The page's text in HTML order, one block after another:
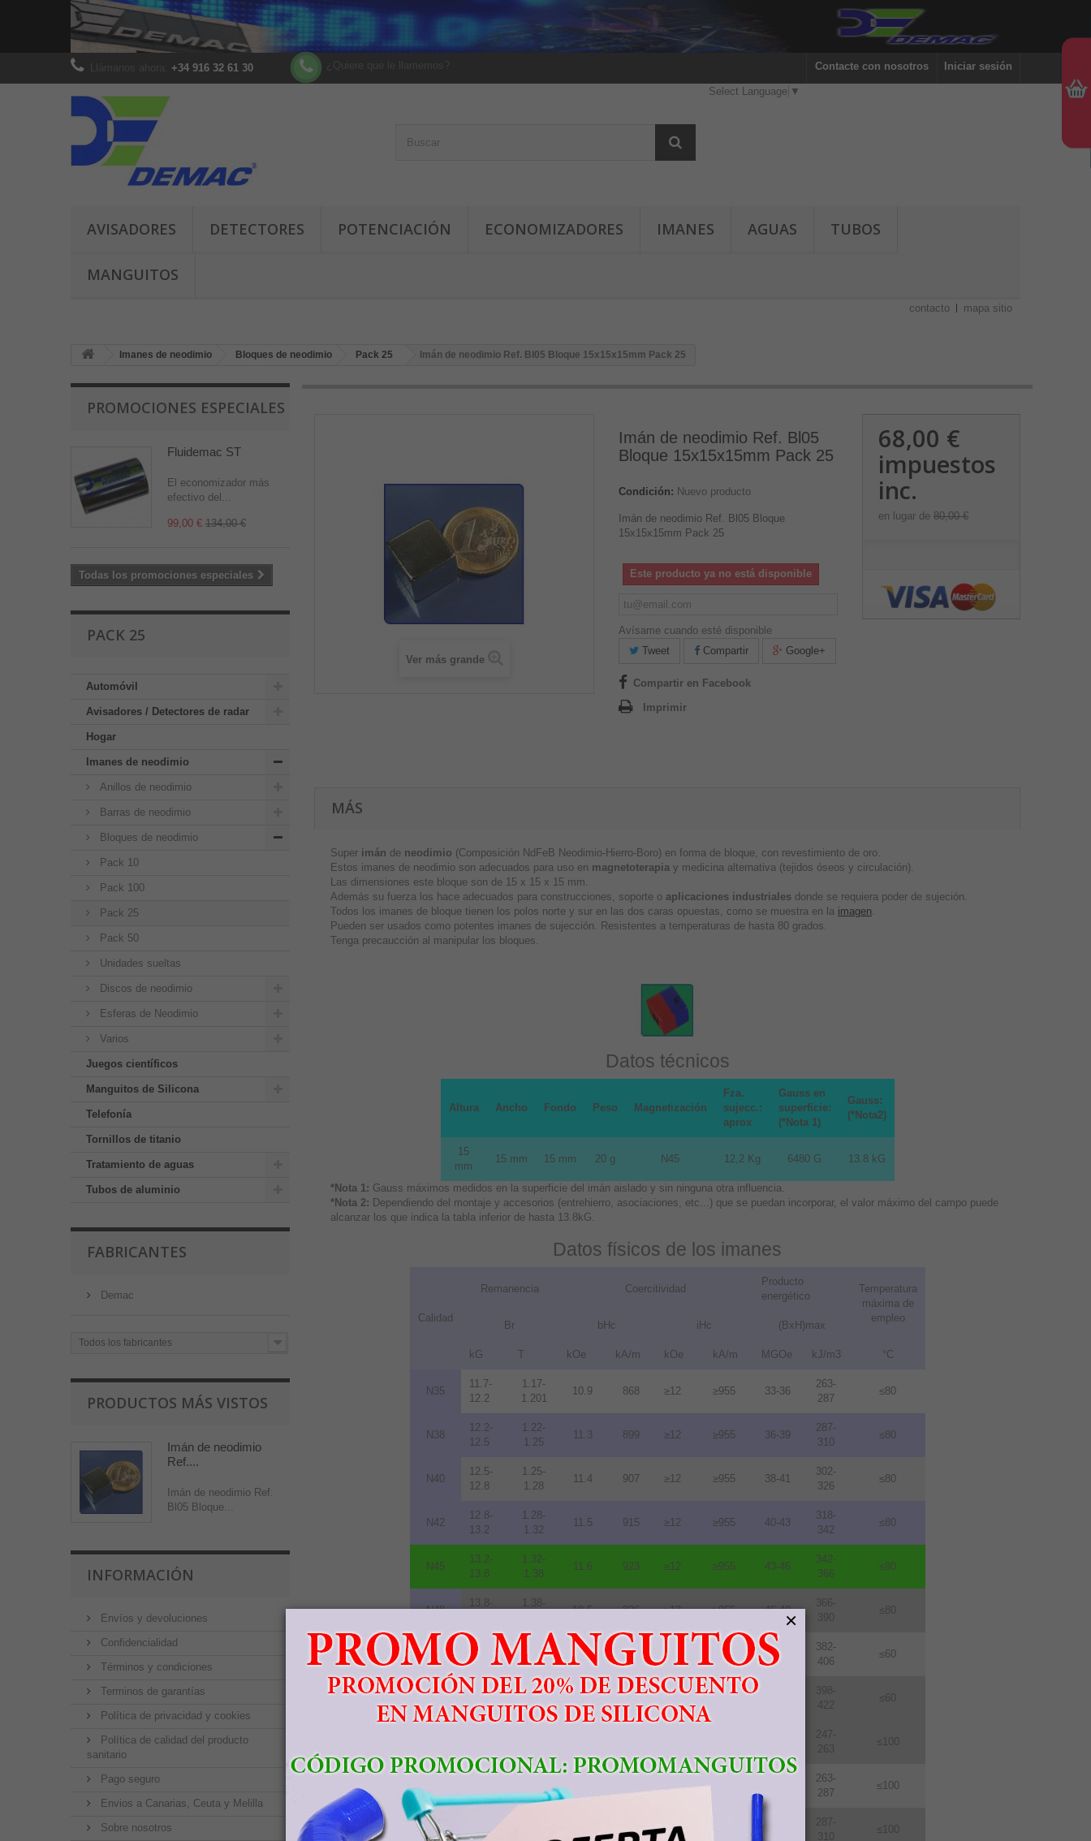
Iniciar sesión
Contacte con nosotros
+34 916 32 61 30
AVISADORES DETECTORES POTENCIACIÓN ECONOMIZADORES IMANES AGUAS TUBOS
MANGUITOS
contacto mapa sitio
Select Language ▼
Imanes de neodimio Bloques de neodimio Pack 25 Imán de neodimio Ref. Bl05 Bloque 15x15x15mm Pack 25
PROMOCIONES ESPECIALES
Fluidemac ST
El economizador más
efectivo del...
99,00 € 134,00 €
Todas los promociones especiales
PACK 25
Automóvil
Avisadores / Detectores de radar
Hogar
Imanes de neodimio
Anillos de neodimio
Barras de neodimio
Bloques de neodimio
Pack 10
Pack 100
Pack 25
Pack 50
Unidades sueltas
Discos de neodimio
Esferas de Neodimio
Varios
Juegos científicos
Manguitos de Silicona
Telefonía
Tornillos de titanio
Tratamiento de aguas
Tubos de aluminio
FABRICANTES
Demac
Todos los fabricantes
PRODUCTOS MÁS VISTOS
Imán de neodimio
Ref....
Imán de neodimio Ref.
Bl05 Bloque...
INFORMACIÓN
Envíos y devoluciones
Confidencialidad
Términos y condiciones
Terminos de garantías
Política de privacidad y cookies
Política de calidad del producto
sanitario
Pago seguro
Envios a Canarias, Ceuta y Melilla
Sobre nosotros
Ver más grande
Imán de neodimio Ref. Bl05
Bloque 15x15x15mm Pack 25
Condición: Nuevo producto
Imán de neodimio Ref. Bl05 Bloque
15x15x15mm Pack 25
Este producto ya no está disponible
Avísame cuando esté disponible
Tweet
Compartir Google+
Compartir en Facebook
Imprimir
68,00 €
impuestos
inc.
en lugar de 80,00 €
MÁS
Super imán de neodimio (Composición NdFeB Neodimio-Hierro-Boro) en forma de bloque, con revestimiento de oro.
Estos imanes de neodimio son adecuados para uso en magnetoterapia y medicina alternativa (tejidos óseos y circulación).
Las dimensiones este bloque son de 15 x 15 x 15 mm.
Además su fuerza los hace adecuados para construcciones, soporte o aplicaciones industriales donde se requiera poder de sujeción.
Todos los imanes de bloque tienen los polos norte y sur en las dos caras opuestas, como se muestra en la imagen.
Pueden ser usados como potentes imanes de sujección. Resistentes a temperaturas de hasta 80 grados.
Tenga precaucción al manipular los bloques.
Datos técnicos
Altura Ancho Fondo Peso Magnetización
Fza.
sujecc.:
aprox
Gauss en
superficie:
(*Nota 1)
Gauss:
(*Nota2)
15
mm
15 mm 15 mm 20 g N45 12,2 Kg 6480 G 13.8 kG
*Nota 1: Gauss máximos medidos en la superficie del imán aislado y sin ninguna otra influencia.
*Nota 2: Dependiendo del montaje y accesorios (entrehierro, asociaciones, etc...) que se puedan incorporar, el valor máximo del campo puede
alcanzar los que indica la tabla inferior de hasta 13.8kG.
Datos físicos de los imanes
Calidad
Remanencia Coercitividad
Producto
energético
Temperatura
máxima de
empleo
Br bHc iHc (BxH)max
kG T kOe kA/m kOe kA/m MGOe kJ/m3 °C
N35
11.7-
12.2
1.17-
1.201
10.9 868 ≥12 ≥955 33-36
263-
287
≤80
N38
12.2-
12.5
1.22-
1.25
11.3 899 ≥12 ≥955 36-39
287-
310
≤80
N40
12.5-
12.8
1.25-
1.28
11.4 907 ≥12 ≥955 38-41
302-
326
≤80
N42
12.8-
13.2
1.28-
1.32
11.5 915 ≥12 ≥955 40-43
318-
342
≤80
N45
13.2-
13.8
1.32-
1.38
11.6 923 ≥12 ≥955 43-46
342-
366
≤80
N48
13.8-
1.38-
10.5 836 ≥12 ≥955 46-49
366-
390
≤80
N50
14.0-
14.5
1.40-
1.45
10.0 796 ≥11 ≥876 48-51
382-
406
≤60
N52
14.3-
14.8
1.43-
1.48
10.0 796 ≥11 ≥876
398-
422
≤60
247-
263
≤100
11.7-
12.2
1.17-
1.22
263-
287
≤100
38M
12.5
899 ≥14
287-
310
≤100
×